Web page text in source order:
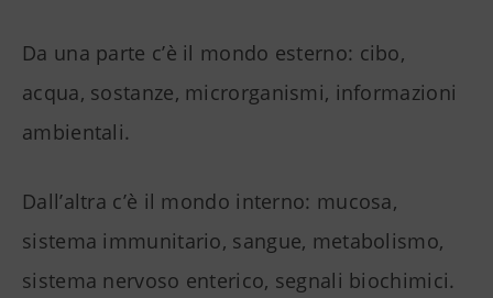
Da una parte c’è il mondo esterno: cibo,
acqua, sostanze, microrganismi, informazioni
ambientali.
Dall’altra c’è il mondo interno: mucosa,
sistema immunitario, sangue, metabolismo,
sistema nervoso enterico, segnali biochimici.